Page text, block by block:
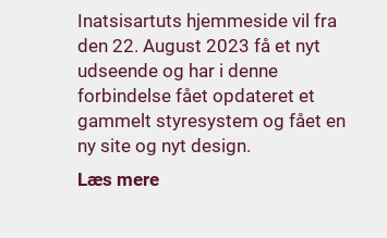
Inatsisartuts hjemmeside vil fra
den 22. August 2023 få et nyt
udseende og har i denne
forbindelse fået opdateret et
gammelt styresystem og fået en
ny site og nyt design.
Læs mere